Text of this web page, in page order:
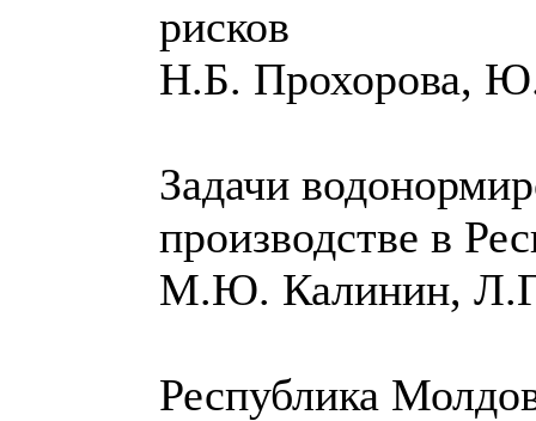
рисков
Н.Б. Прохорова,
Задачи
производстве в
М.Ю. Калинин,
Республика